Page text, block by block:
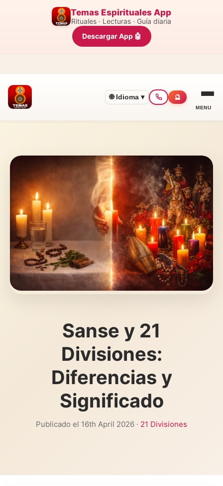
Temas Espirituales App
Rituales · Lecturas · Guía diaria
Descargar App 🤖
🌐 Idioma ▾ 🔮
MENU
Sanse y 21
Divisiones:
Diferencias y
Significado
Publicado el 16th April 2026 · 21 Divisiones